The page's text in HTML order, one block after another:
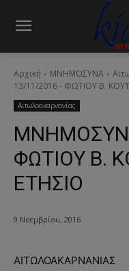
Αρχική ΜΝΗΜΟΣΥΝΑ
13/11/2016 - ΦΩΤΙΟΥ Β.
Αιτωλοακαρνανίας
ΦΩΤΙΟΥ Β.
ΕΤΗΣΙΟ
9 Νοεμβρίου, 2016
ΑΙΤΩΛΟΑΚΑΡΝΑΝΙΑΣ